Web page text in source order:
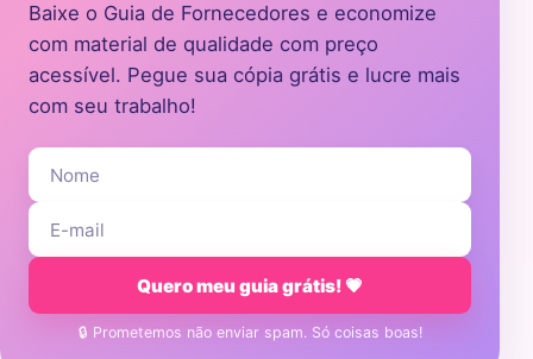
Baixe o Guia de Fornecedores e economize
com material de qualidade com preço
acessível. Pegue sua cópia grátis e lucre mais
com seu trabalho!
Quero meu guia grátis! 💗
🔒 Prometemos não enviar spam. Só coisas boas!